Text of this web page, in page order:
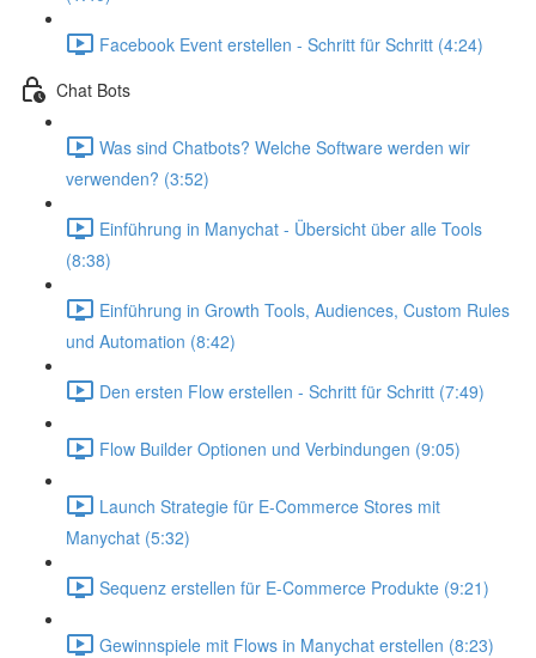
Facebook Event erstellen - Schritt für Schritt (4:24)
Chat Bots
Was sind Chatbots? Welche Software werden wir
verwenden? (3:52)
Einführung in Manychat - Übersicht über alle Tools
(8:38)
Einführung in Growth Tools, Audiences, Custom Rules
und Automation (8:42)
Den ersten Flow erstellen - Schritt für Schritt (7:49)
Flow Builder Optionen und Verbindungen (9:05)
Launch Strategie für E-Commerce Stores mit
Manychat (5:32)
Sequenz erstellen für E-Commerce Produkte (9:21)
Gewinnspiele mit Flows in Manychat erstellen (8:23)